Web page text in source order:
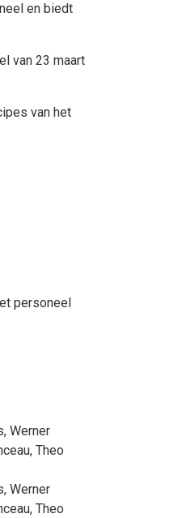
en biedt
van 23 maart
van het
personeel
, Werner
, Theo
, Werner
, Theo